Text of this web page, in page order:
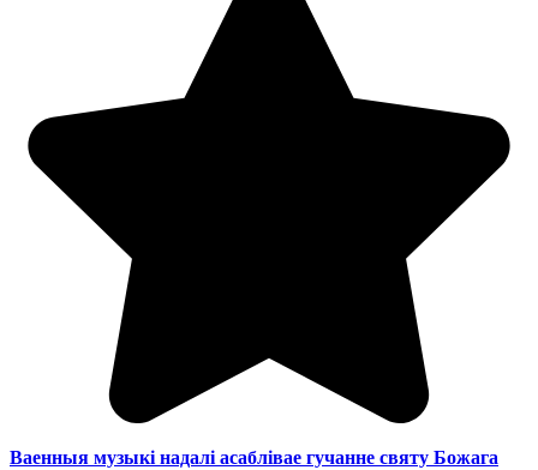
Ваенныя музыкі надалі асаблівае гучанне святу Божага